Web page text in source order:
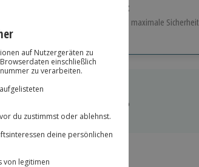
Immer das richtige Geschenk:
Große Auswahl, volle Flexibilität und maximale Sicherheit
Große Auswahl
Über 9.000 Erlebnisse.
Jeder Gutschein für alle Erlebnisse einlösbar.
3 Jahre gültig & verlängerbar.
-15%* Club Deal verfügbar
Direktabzug im Warenkorb
Melde dich hier an